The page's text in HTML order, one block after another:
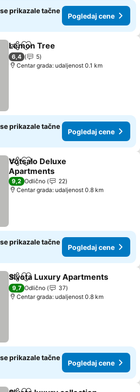
prikazale tačne
Pogledaj cene
Deli Dodati u favorite
Lemon Tree
6,4
5
Centar grada: udaljenost 0.1 km
prikazale tačne
Pogledaj cene
Deli Dodati u favorite
Votsalo Deluxe
Apartments
Pogledaj cene
9,2 Odlično
22
Centar grada: udaljenost 0.8 km
prikazale tačne
Pogledaj cene
Deli Dodati u favorite
Sivota Luxury Apartments
9,7 Odlično
37
Centar grada: udaljenost 0.8 km
prikazale tačne
Pogledaj cene